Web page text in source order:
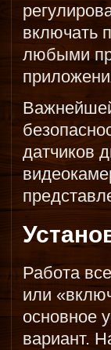
включать
любыми
датчиков
Работа
или
основное
вариант.